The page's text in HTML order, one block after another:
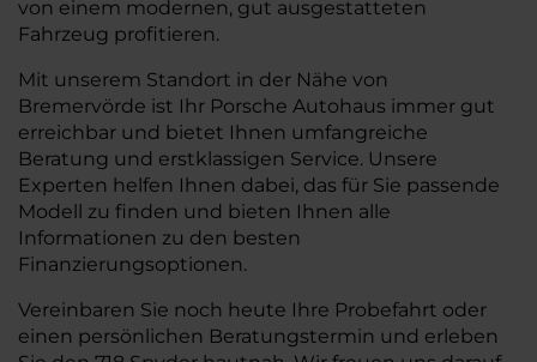
von einem modernen, gut ausgestatteten
Fahrzeug profitieren.
Mit unserem Standort in der Nähe von
Bremervörde ist Ihr Porsche Autohaus immer gut
erreichbar und bietet Ihnen umfangreiche
Beratung und erstklassigen Service. Unsere
Experten helfen Ihnen dabei, das für Sie passende
Modell zu finden und bieten Ihnen alle
Informationen zu den besten
Finanzierungsoptionen.
Vereinbaren Sie noch heute Ihre Probefahrt oder
einen persönlichen Beratungstermin und erleben